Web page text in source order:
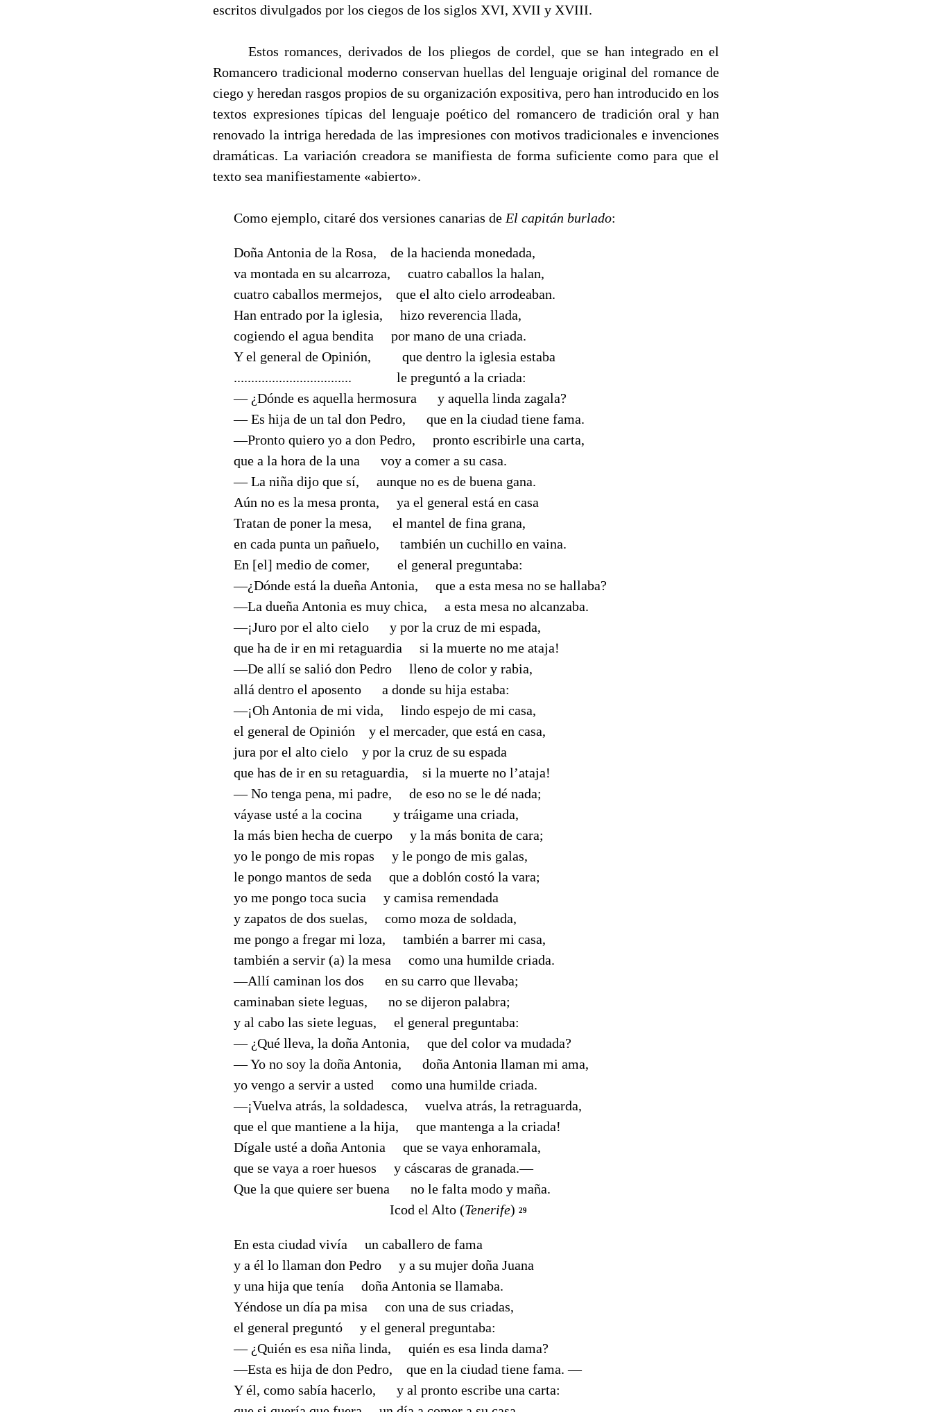
escritos divulgados por los ciegos de los siglos XVI, XVII y XVIII.
Estos romances, derivados de los pliegos de cordel, que se han integrado en el
Romancero tradicional moderno conservan huellas del lenguaje original del romance de
ciego y heredan rasgos propios de su organización expositiva, pero han introducido en los
textos expresiones típicas del lenguaje poético del romancero de tradición oral y han
renovado la intriga heredada de las impresiones con motivos tradicionales e invenciones
dramáticas. La variación creadora se manifiesta de forma suficiente como para que el
texto sea manifiestamente «abierto».
Como ejemplo, citaré dos versiones canarias de El capitán burlado:
Doña Antonia de la Rosa, de la hacienda monedada,
va montada en su alcarroza, cuatro caballos la halan,
cuatro caballos mermejos, que el alto cielo arrodeaban.
Han entrado por la iglesia, hizo reverencia llada,
cogiendo el agua bendita por mano de una criada.
Y el general de Opinión, que dentro la iglesia estaba
.................................. le preguntó a la criada:
— ¿Dónde es aquella hermosura y aquella linda zagala?
— Es hija de un tal don Pedro, que en la ciudad tiene fama.
—Pronto quiero yo a don Pedro, pronto escribirle una carta,
que a la hora de la una voy a comer a su casa.
— La niña dijo que sí, aunque no es de buena gana.
Aún no es la mesa pronta, ya el general está en casa
Tratan de poner la mesa, el mantel de fina grana,
en cada punta un pañuelo, también un cuchillo en vaina.
En [el] medio de comer, el general preguntaba:
—¿Dónde está la dueña Antonia, que a esta mesa no se hallaba?
—La dueña Antonia es muy chica, a esta mesa no alcanzaba.
—¡Juro por el alto cielo y por la cruz de mi espada,
que ha de ir en mi retaguardia si la muerte no me ataja!
—De allí se salió don Pedro lleno de color y rabia,
allá dentro el aposento a donde su hija estaba:
—¡Oh Antonia de mi vida, lindo espejo de mi casa,
el general de Opinión y el mercader, que está en casa,
jura por el alto cielo y por la cruz de su espada
que has de ir en su retaguardia, si la muerte no l’ataja!
— No tenga pena, mi padre, de eso no se le dé nada;
váyase usté a la cocina y tráigame una criada,
la más bien hecha de cuerpo y la más bonita de cara;
yo le pongo de mis ropas y le pongo de mis galas,
le pongo mantos de seda que a doblón costó la vara;
yo me pongo toca sucia y camisa remendada
y zapatos de dos suelas, como moza de soldada,
me pongo a fregar mi loza, también a barrer mi casa,
también a servir (a) la mesa como una humilde criada.
—Allí caminan los dos en su carro que llevaba;
caminaban siete leguas, no se dijeron palabra;
y al cabo las siete leguas, el general preguntaba:
— ¿Qué lleνa, la doña Antonia, que del color va mudada?
— Yo no soy la doña Antonia, doña Antonia llaman mi ama,
yo vengo a servir a usted como una humilde criada.
—¡Vuelva atrás, la soldadesca, vuelva atrás, la retraguarda,
que el que mantiene a la hija, que mantenga a la criada!
Dígale usté a doña Antonia que se vaya enhoramala,
que se vaya a roer huesos y cáscaras de granada.—
Que la que quiere ser buena no le falta modo y maña.
Icod el Alto (Tenerife) 29
En esta ciudad vivía un caballero de fama
y a él lo llaman don Pedro y a su mujer doña Juana
y una hija que tenía doña Antonia se llamaba.
Yéndose un día pa misa con una de sus criadas,
el general preguntó y el general preguntaba:
— ¿Quién es esa niña linda, quién es esa linda dama?
—Esta es hija de don Pedro, que en la ciudad tiene fama. —
Y él, como sabía hacerlo, y al pronto escribe una carta: